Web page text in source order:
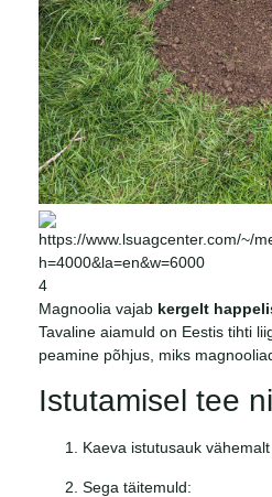
4
Magnoolia vajab kergelt
Tavaline aiamuld on Eestis tihti
peamine põhjus, miks
Istutamisel tee
Kaeva istutusauk vähemalt
Sega täitemuld: